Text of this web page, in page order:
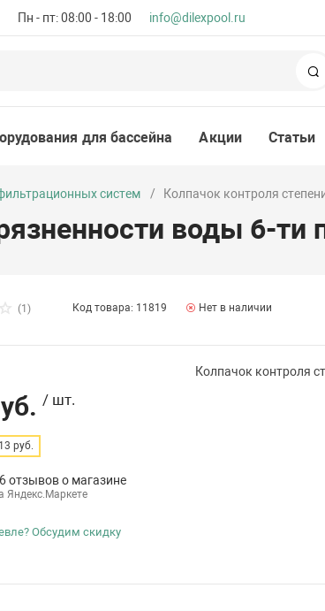
Пн - пт: 08:00 - 18:00 info@dilexpool.ru
для бассейна Акции Статьи
систем Колпачок контроля
воды 6-ти
(1) Код товара: 11819 Нет в наличии
/ шт.
руб.
отзывов о магазине
Яндекс.Маркете
Обсудим скидку
Колпачок контроля